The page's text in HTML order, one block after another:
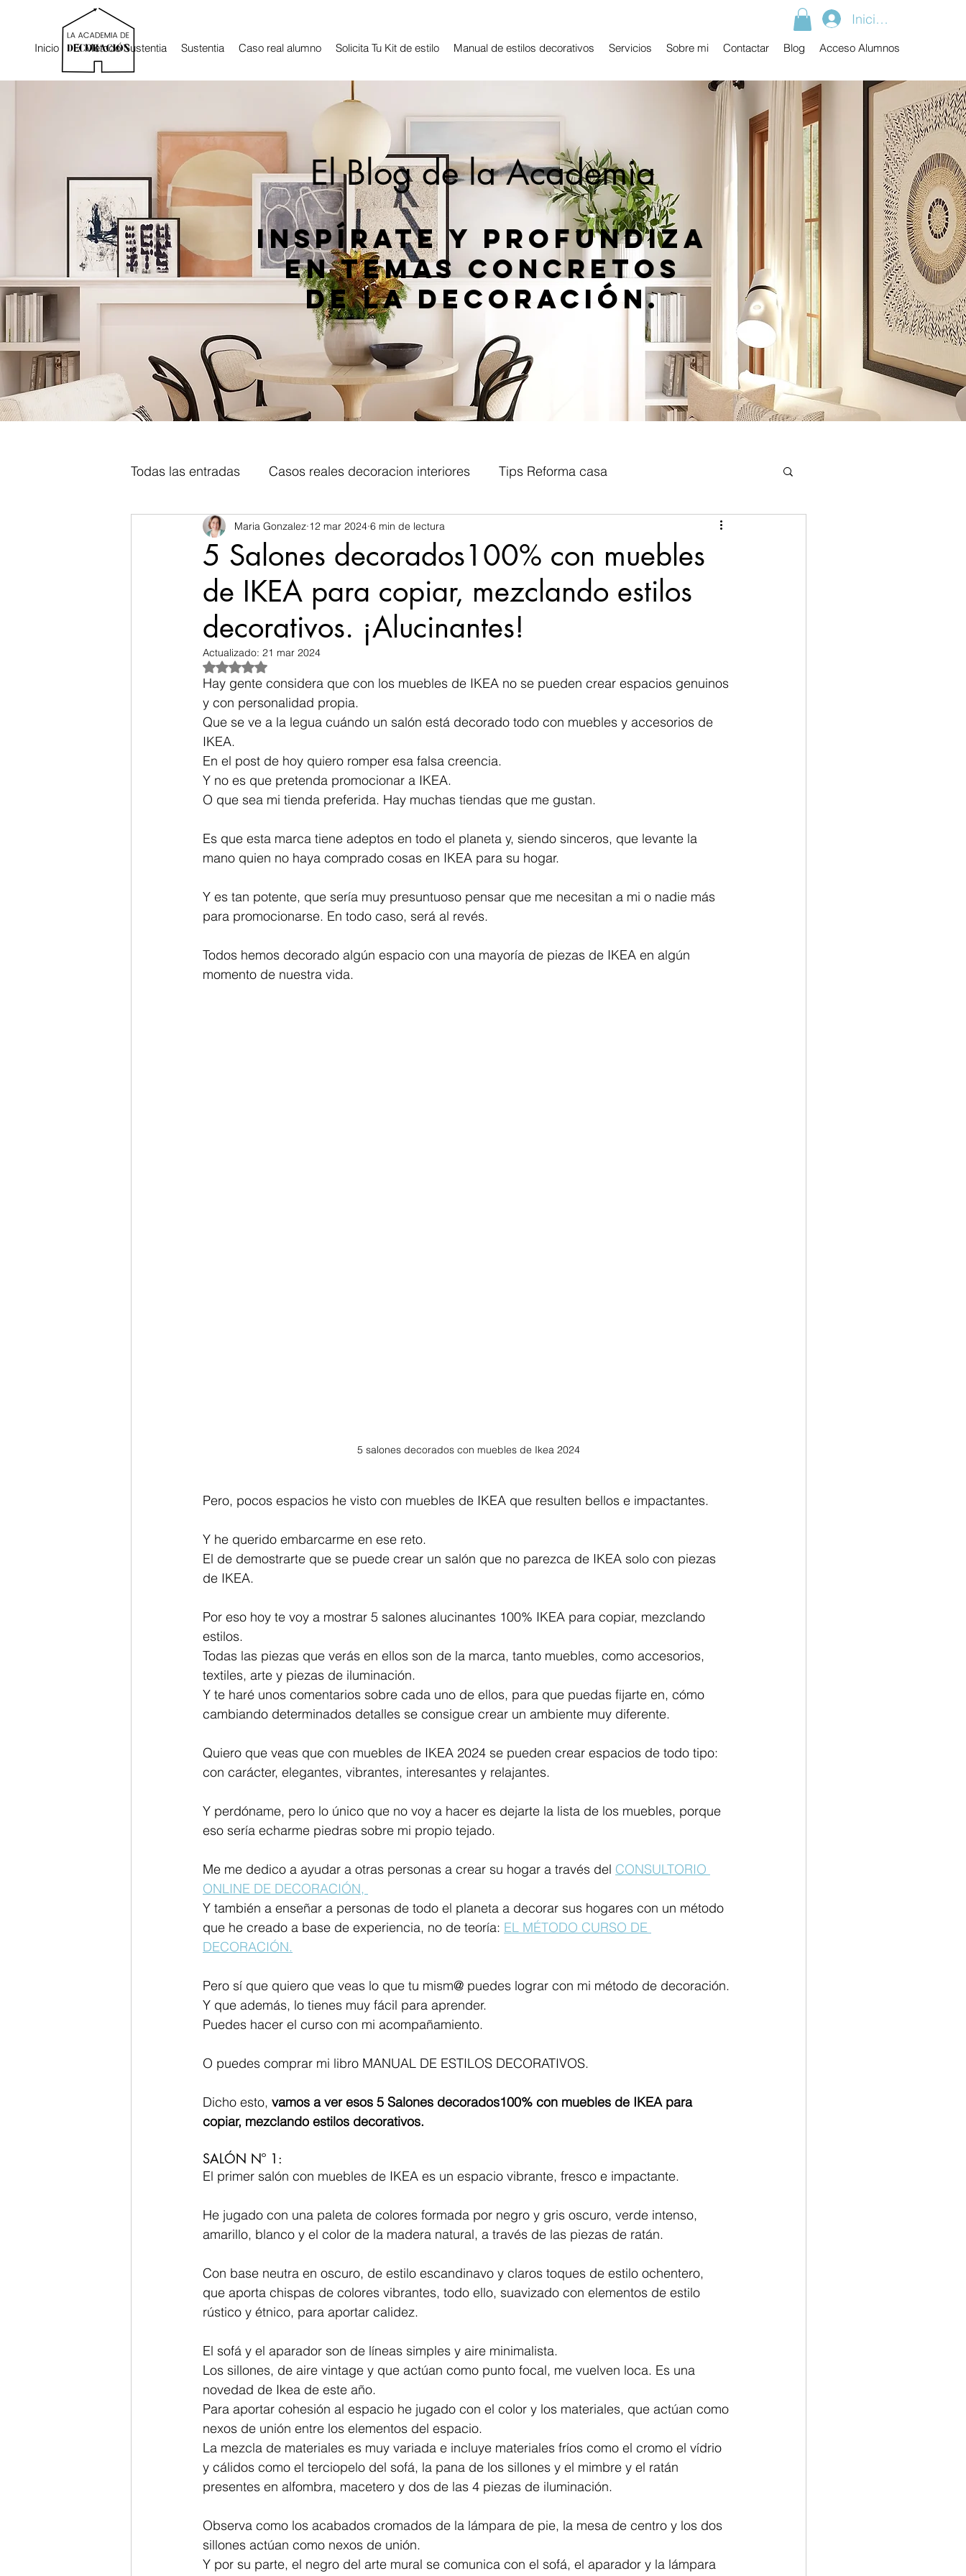
Iniciar sesión
Inicio El Método Sustentia Sustentia Caso real alumno Solicita Tu Kit de estilo Manual de estilos decorativos Servicios Sobre mi Contactar Blog Acceso Alumnos
El Blog de la Academia
Inspírate y profundiza
en temas concretos
de la decoración.
Todas las entradas Casos reales decoracion interiores Tips Reforma casa
Tips Decoracion y diseño interiores Estilos decorativos
Metodologia decoracion interiores Metodologia diseño interiores Coaching
Tendencias decoración
Decoración de Navidad Premios y reconocimientos
Decoración de dormitorios Decoración salón Decoración comedor
5 Salones decorados100% con muebles
de IKEA para copiar, mezclando estilos
decorativos. ¡Alucinantes!
Maria Gonzalez 12 mar 2024 6 min de lectura
Actualizado: 21 mar 2024
Obtuvo NaN de 5 estrellas.
Hay gente considera que con los muebles de IKEA no se pueden crear espacios genuinos
y con personalidad propia.
Que se ve a la legua cuándo un salón está decorado todo con muebles y accesorios de
IKEA.
En el post de hoy quiero romper esa falsa creencia.
Y no es que pretenda promocionar a IKEA.
O que sea mi tienda preferida. Hay muchas tiendas que me gustan.
Es que esta marca tiene adeptos en todo el planeta y, siendo sinceros, que levante la
mano quien no haya comprado cosas en IKEA para su hogar.
Y es tan potente, que sería muy presuntuoso pensar que me necesitan a mi o nadie más
para promocionarse. En todo caso, será al revés.
Todos hemos decorado algún espacio con una mayoría de piezas de IKEA en algún
momento de nuestra vida.
5 salones decorados con muebles de Ikea 2024
Pero, pocos espacios he visto con muebles de IKEA que resulten bellos e impactantes.
Y he querido embarcarme en ese reto.
El de demostrarte que se puede crear un salón que no parezca de IKEA solo con piezas
de IKEA.
Por eso hoy te voy a mostrar 5 salones alucinantes 100% IKEA para copiar, mezclando
estilos.
Todas las piezas que verás en ellos son de la marca, tanto muebles, como accesorios,
textiles, arte y piezas de iluminación.
Y te haré unos comentarios sobre cada uno de ellos, para que puedas fijarte en, cómo
cambiando determinados detalles se consigue crear un ambiente muy diferente.
Quiero que veas que con muebles de IKEA 2024 se pueden crear espacios de todo tipo:
con carácter, elegantes, vibrantes, interesantes y relajantes.
Y perdóname, pero lo único que no voy a hacer es dejarte la lista de los muebles, porque
eso sería echarme piedras sobre mi propio tejado.
Me me dedico a ayudar a otras personas a crear su hogar a través del CONSULTORIO
ONLINE DE DECORACIÓN,
Y también a enseñar a personas de todo el planeta a decorar sus hogares con un método
que he creado a base de experiencia, no de teoría: EL MÉTODO CURSO DE
DECORACIÓN.
Pero sí que quiero que veas lo que tu mism@ puedes lograr con mi método de decoración.
Y que además, lo tienes muy fácil para aprender.
Puedes hacer el curso con mi acompañamiento.
O puedes comprar mi libro MANUAL DE ESTILOS DECORATIVOS.
Dicho esto, vamos a ver esos 5 Salones decorados100% con muebles de IKEA para
copiar, mezclando estilos decorativos.
SALÓN Nº 1:
El primer salón con muebles de IKEA es un espacio vibrante, fresco e impactante.
He jugado con una paleta de colores formada por negro y gris oscuro, verde intenso,
amarillo, blanco y el color de la madera natural, a través de las piezas de ratán.
Con base neutra en oscuro, de estilo escandinavo y claros toques de estilo ochentero,
que aporta chispas de colores vibrantes, todo ello, suavizado con elementos de estilo
rústico y étnico, para aportar calidez.
El sofá y el aparador son de líneas simples y aire minimalista.
Los sillones, de aire vintage y que actúan como punto focal, me vuelven loca. Es una
novedad de Ikea de este año.
Para aportar cohesión al espacio he jugado con el color y los materiales, que actúan como
nexos de unión entre los elementos del espacio.
La mezcla de materiales es muy variada e incluye materiales fríos como el cromo el vídrio
y cálidos como el terciopelo del sofá, la pana de los sillones y el mimbre y el ratán
presentes en alfombra, macetero y dos de las 4 piezas de iluminación.
Observa como los acabados cromados de la lámpara de pie, la mesa de centro y los dos
sillones actúan como nexos de unión.
Y por su parte, el negro del arte mural se comunica con el sofá, el aparador y la lámpara